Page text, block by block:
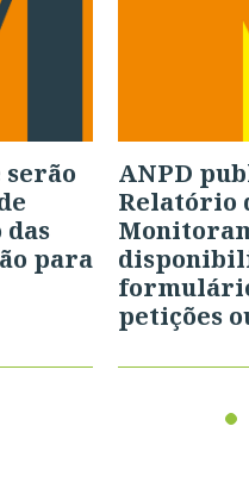
serão
para
ANPD
Relatório
petições